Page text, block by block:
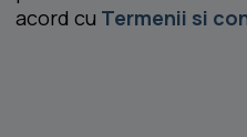
acord cu Termenii si